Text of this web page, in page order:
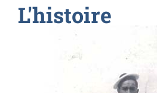
L'histoire